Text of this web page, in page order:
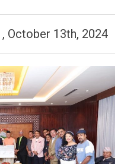
, October 13th, 2024